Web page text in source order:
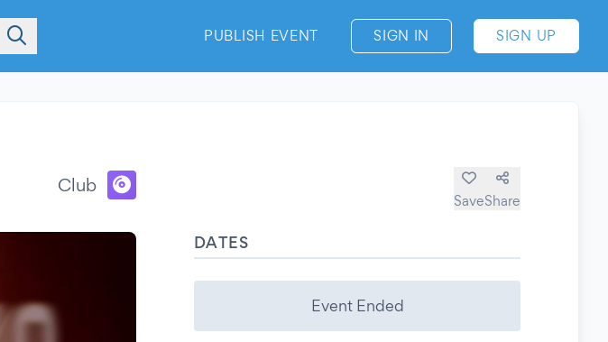
PUBLISH EVENT SIGN IN SIGN UP
Club
SaveShare
DATES
Event Ended